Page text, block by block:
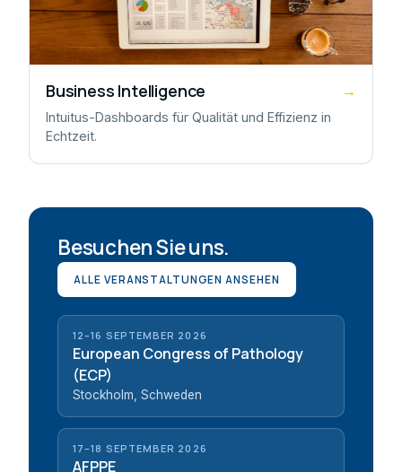
Business Intelligence →
Intuitus-Dashboards für Qualität und Effizienz in
Echtzeit.
Besuchen Sie uns.
ALLE VERANSTALTUNGEN ANSEHEN
12–16 SEPTEMBER 2026
European Congress of Pathology
(ECP)
Stockholm, Schweden
17–18 SEPTEMBER 2026
AFPPE